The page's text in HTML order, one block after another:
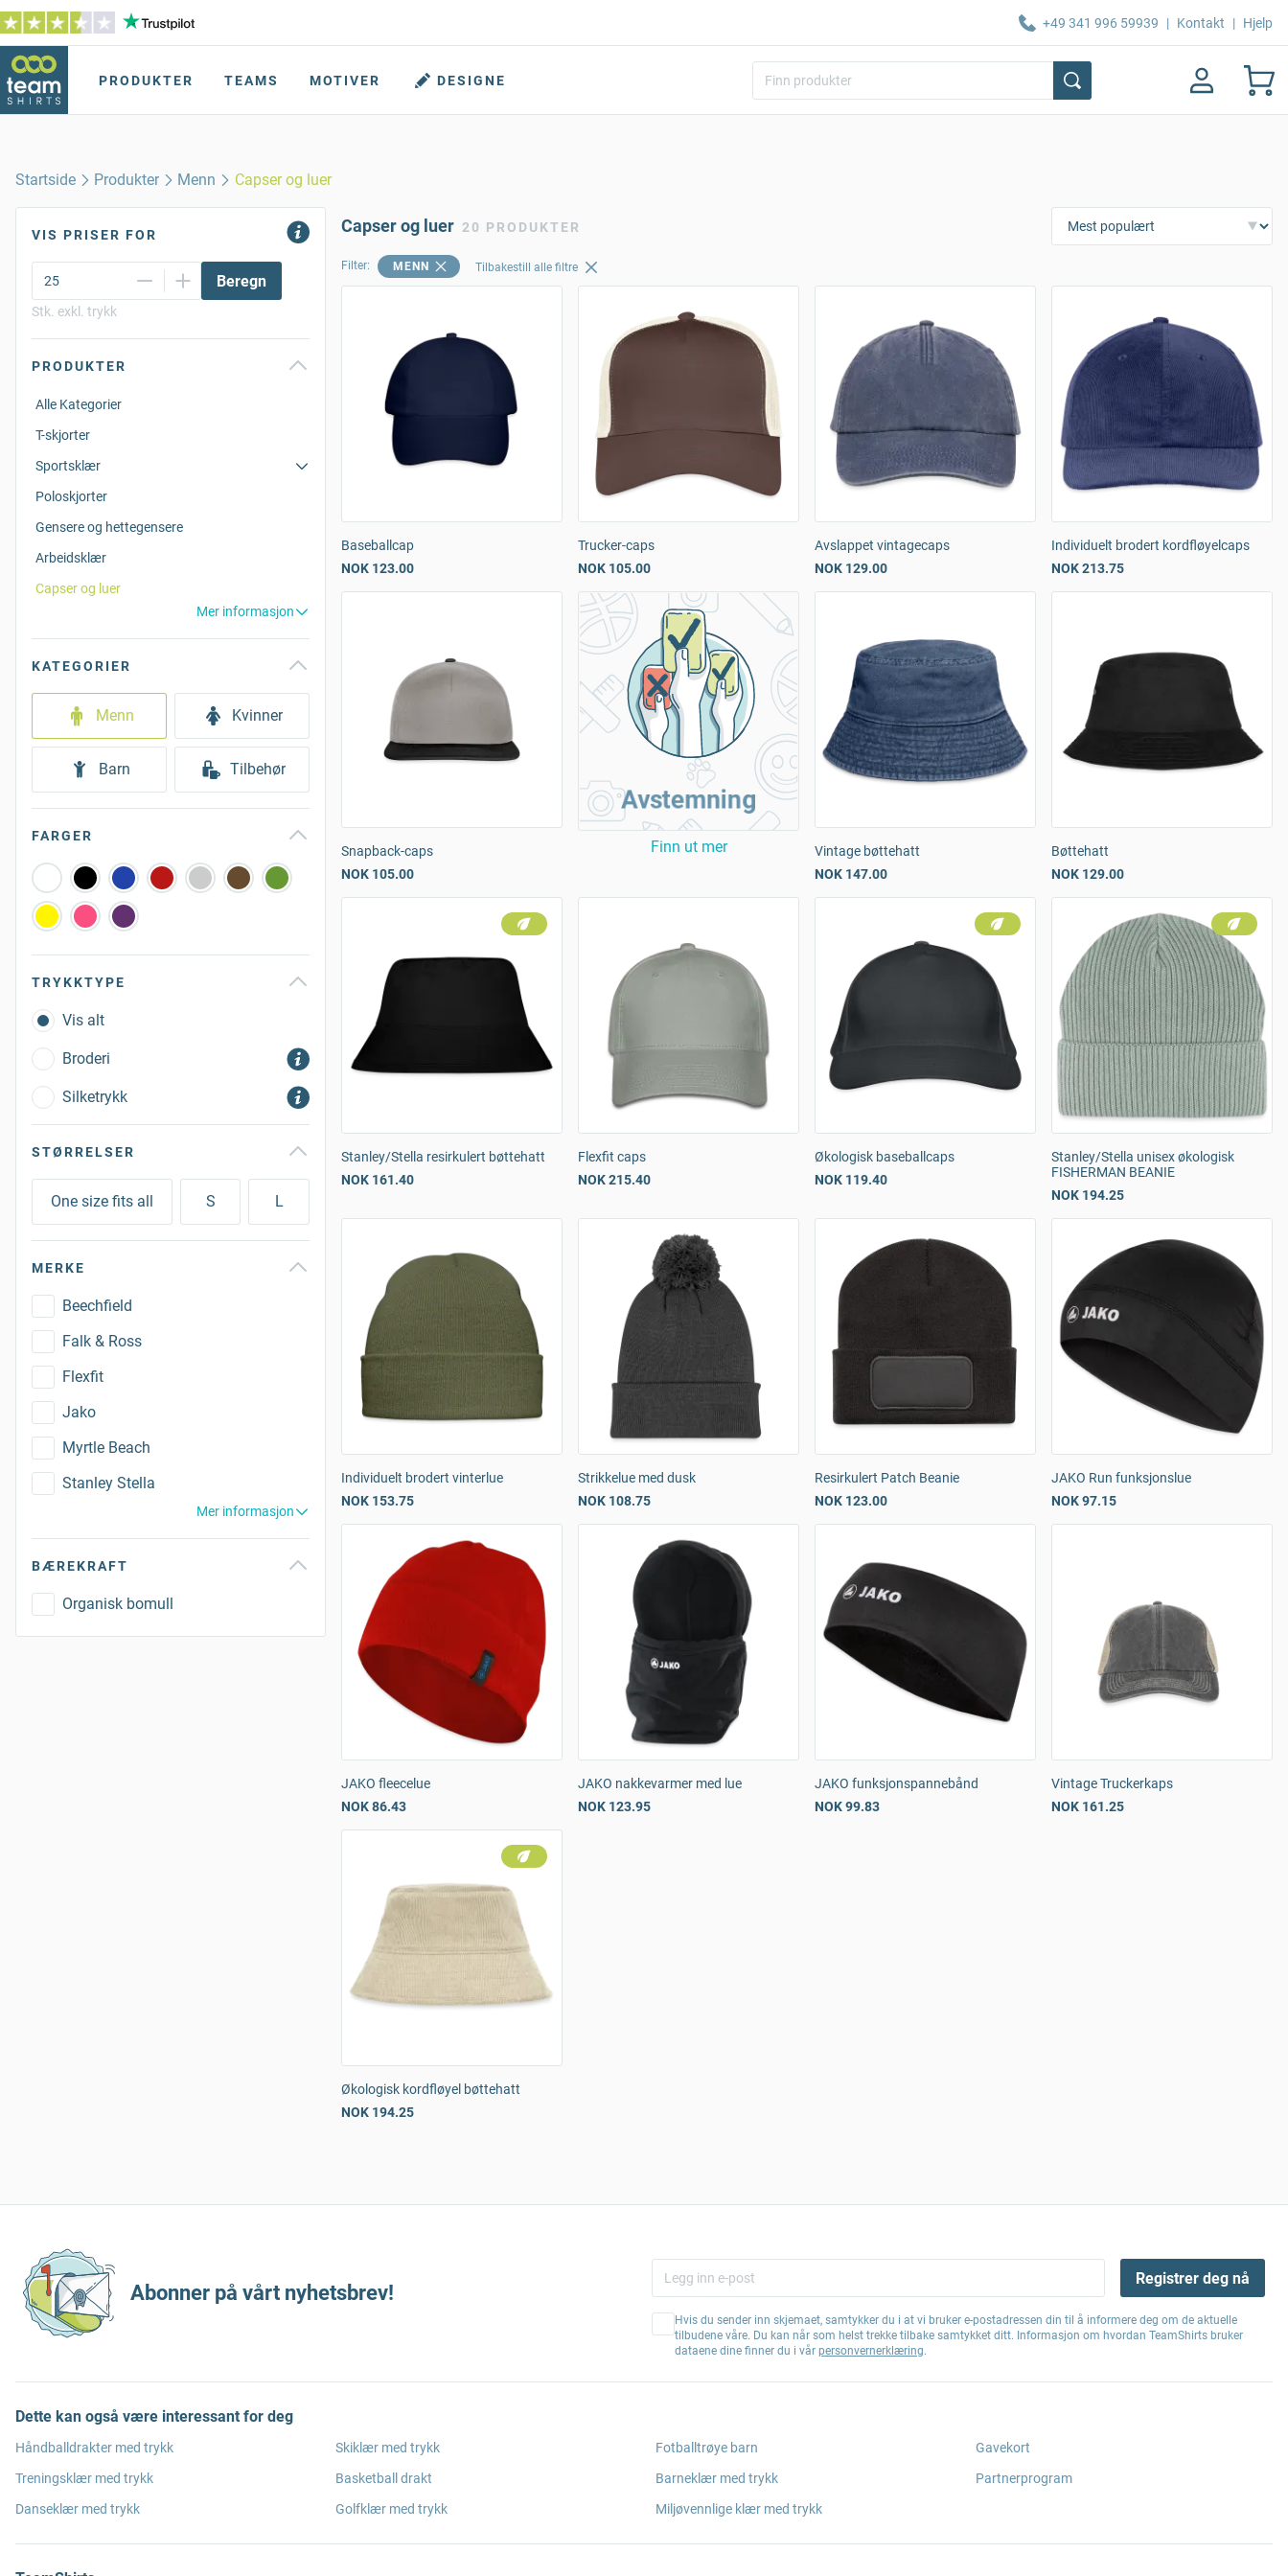
+49 341 996 59939 | Kontakt | Hjelp
PRODUKTER TEAMS MOTIVER DESIGNE
Startside Produkter Menn Capser og luer
VIS PRISER FOR
Beregn
Stk. exkl. trykk
PRODUKTER
Alle Kategorier
T-skjorter
Sportsklær
Poloskjorter
Gensere og hettegensere
Arbeidsklær
Capser og luer
Mer informasjon
KATEGORIER
Menn Kvinner
Barn Tilbehør
FARGER
TRYKKTYPE
Vis alt
Broderi
Silketrykk
STØRRELSER
One size fits all S L
MERKE
Beechfield
Falk & Ross
Flexfit
Jako
Myrtle Beach
Stanley Stella
Mer informasjon
BÆREKRAFT
Organisk bomull
Capser og luer 20 PRODUKTER
Filter: MENN Tilbakestill alle filtre
Baseballcap
NOK 123.00
Trucker-caps
NOK 105.00
Avslappet vintagecaps
NOK 129.00
Individuelt brodert kordfløyelcaps
NOK 213.75
Snapback-caps
NOK 105.00
Avstemning
Finn ut mer
Vintage bøttehatt
NOK 147.00
Bøttehatt
NOK 129.00
Stanley/Stella resirkulert bøttehatt
NOK 161.40
Flexfit caps
NOK 215.40
Økologisk baseballcaps
NOK 119.40
Stanley/Stella unisex økologisk
FISHERMAN BEANIE
NOK 194.25
Individuelt brodert vinterlue
NOK 153.75
Strikkelue med dusk
NOK 108.75
Resirkulert Patch Beanie
NOK 123.00
JAKO Run funksjonslue
NOK 97.15
JAKO fleecelue
NOK 86.43
JAKO nakkevarmer med lue
NOK 123.95
JAKO funksjonspannebånd
NOK 99.83
Vintage Truckerkaps
NOK 161.25
Økologisk kordfløyel bøttehatt
NOK 194.25
Abonner på vårt nyhetsbrev!
Registrer deg nå
Hvis du sender inn skjemaet, samtykker du i at vi bruker e-postadressen din til å informere deg om de aktuelle
tilbudene våre. Du kan når som helst trekke tilbake samtykket ditt. Informasjon om hvordan TeamShirts bruker
dataene dine finner du i vår personvernerklæring.
Dette kan også være interessant for deg
Håndballdrakter med trykk
Treningsklær med trykk
Danseklær med trykk
Skiklær med trykk
Basketball drakt
Golfklær med trykk
Fotballtrøye barn
Barneklær med trykk
Miljøvennlige klær med trykk
Gavekort
Partnerprogram